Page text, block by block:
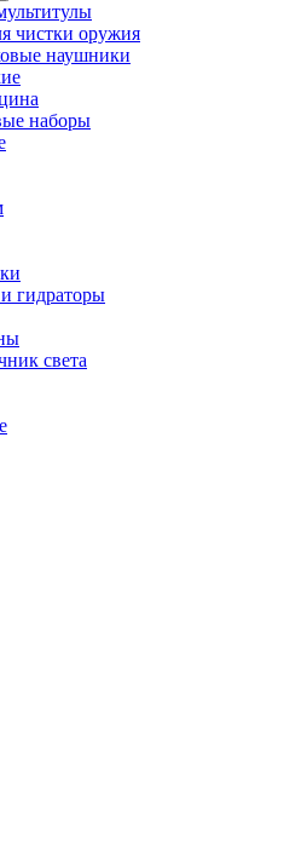
чистки оружия
наушники
наборы
гидраторы
света